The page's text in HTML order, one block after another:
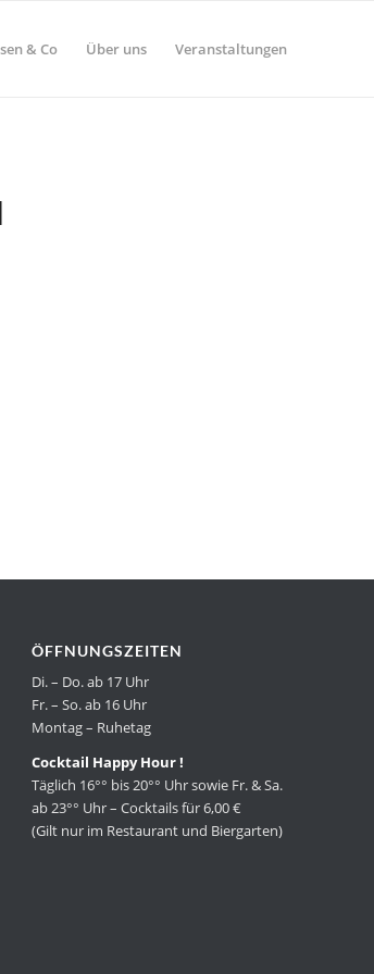
& Co Über uns Veranstaltungen
ÖFFNUNGSZEITEN
Di. – Do. ab 17 Uhr
Fr. – So. ab 16 Uhr
Montag – Ruhetag
Cocktail Happy Hour !
Täglich 16°° bis 20°° Uhr sowie Fr. & Sa.
ab 23°° Uhr – Cocktails für 6,00 €
(Gilt nur im Restaurant und Biergarten)